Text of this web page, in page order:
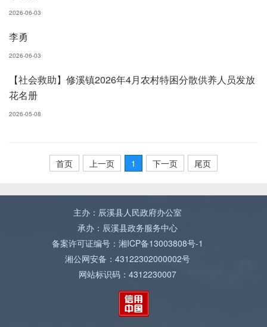
2026-06-03
李勇
2026-06-03
【社会救助】修溪镇2026年4月农村特困分散供养人员发放
花名册
2026-05-08
首页 上一页 1 下一页 尾页
主办：辰溪县人民政府办公室
承办：辰溪县政务服务中心
备案许可证编号：湘ICP备13003808号-1
湘公网安备：43122302000002号
网站标识码：4312230007